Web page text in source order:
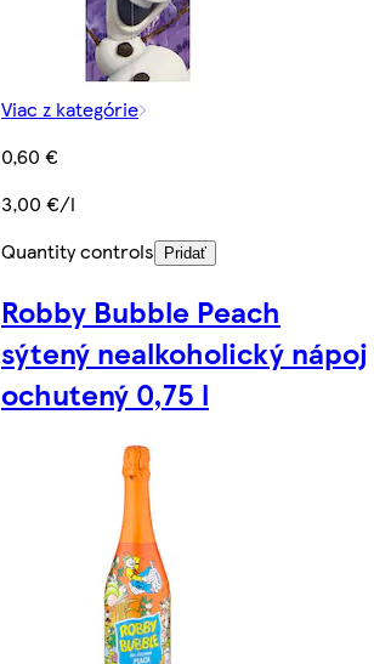
Viac z kategórie
0,60 €
3,00 €/l
Quantity controls
Pridať
Robby Bubble Peach
sýtený nealkoholický nápoj
ochutený 0,75 l